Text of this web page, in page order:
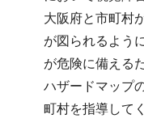
大阪府と市町村
が図られるよう
が危険に備える
ハザードマップ
町村を指導して